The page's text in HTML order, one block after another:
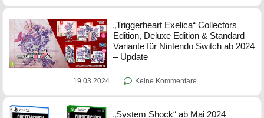
„Triggerheart Exelica“ Collectors
Edition, Deluxe Edition & Standard
Variante für Nintendo Switch ab 2024
– Update
19.03.2024 Keine Kommentare
„System Shock“ ab Mai 2024